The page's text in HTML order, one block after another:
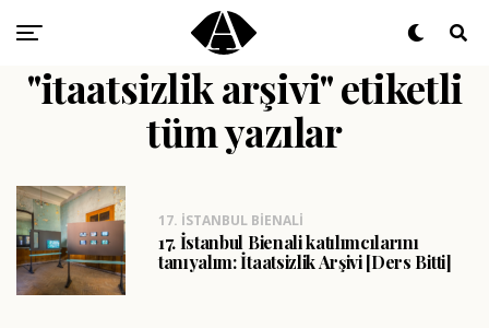
"itaatsizlik arşivi" etiketli
tüm yazılar
17. İSTANBUL BIENALI
17. İstanbul Bienali katılımcılarını
tanıyalım: İtaatsizlik Arşivi [Ders Bitti]